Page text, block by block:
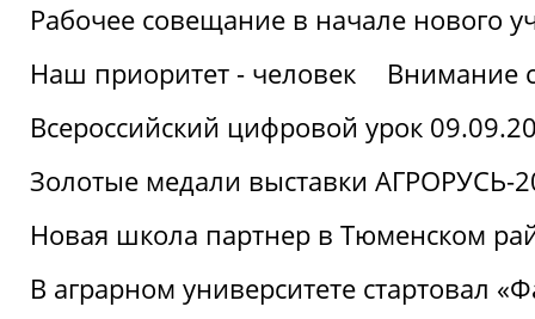
Рабочее совещание в начале нового
Наш приоритет - человек
Внимание
Всероссийский цифровой урок
Золотые медали выставки АГРОРУСЬ-
Новая школа партнер в Тюменском
В аграрном университете стартовал